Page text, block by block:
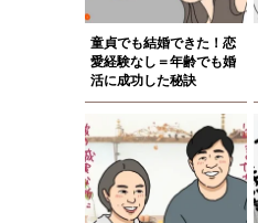
童貞でも結婚できた！恋
愛経験なし＝年齢でも婚
活に成功した秘訣